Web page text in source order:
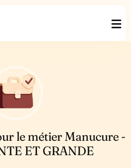
le métier Manucure -
ET GRANDE